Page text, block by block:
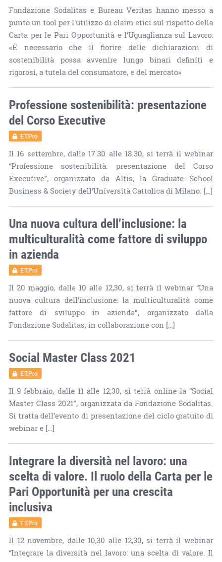
Fondazione Sodalitas e Bureau Veritas hanno messo a
punto un tool per l'utilizzo di claim etici sul rispetto della
Carta per le Pari Opportunità e l’Uguaglianza sul Lavoro:
«È necessario che il fiorire delle dichiarazioni di
sostenibilità possa avvenire lungo binari definiti e
rigorosi, a tutela del consumatore, e del mercato»
Professione sostenibilità: presentazione
del Corso Executive
ET.Pro
Il 16 settembre, dalle 17.30 alle 18.30, si terrà il webinar
“Professione sostenibilità: presentazione del Corso
Executive”, organizzato da Altis, la Graduate School
Business & Society dell’Università Cattolica di Milano. […]
Una nuova cultura dell’inclusione: la
multiculturalità come fattore di sviluppo
in azienda
ET.Pro
Il 20 maggio, dalle 10 alle 12,30, si terrà il webinar “Una
nuova cultura dell’inclusione: la multiculturalità come
fattore di sviluppo in azienda”, organizzato dalla
Fondazione Sodalitas, in collaborazione con […]
Social Master Class 2021
ET.Pro
Il 9 febbraio, dalle 11 alle 12,30, si terrà online la “Social
Master Class 2021”, organizzata da Fondazione Sodalitas.
Si tratta dell’evento di presentazione del ciclo gratuito di
webinar e […]
Integrare la diversità nel lavoro: una
scelta di valore. Il ruolo della Carta per le
Pari Opportunità per una crescita
inclusiva
ET.Pro
Il 12 novembre, dalle 10,30 alle 12,30, si terrà il webinar
“Integrare la diversità nel lavoro: una scelta di valore. Il